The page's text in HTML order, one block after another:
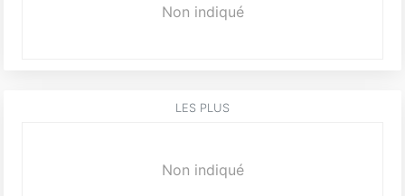
Non indiqué
LES PLUS
Non indiqué